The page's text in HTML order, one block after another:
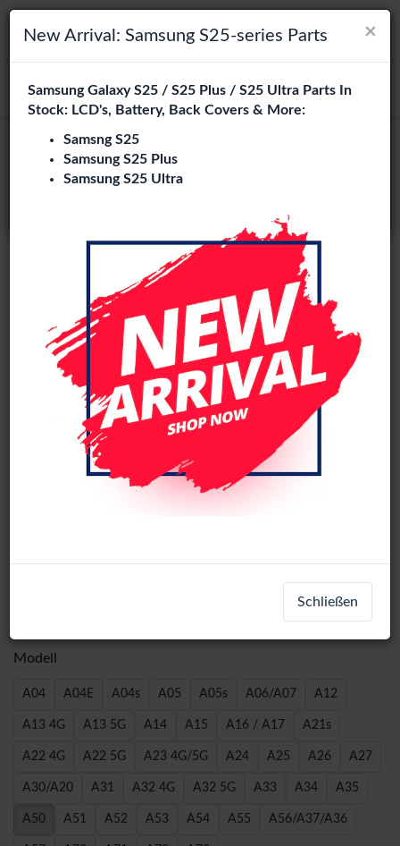
×
Wählen Sie Ihre Sprache
Es sieht so aus, als wären Sie in Vereinigte Staaten
Besuchen Sie
Navigation umschalten
suchen
Login
Wave Book Case For Samsung A50 -
Modell
A04 A04E A04s A05 A05s A06/A07 A12
A13 4G A13 5G A14 A15 A16 / A17 A21s
A22 4G A22 5G A23 4G/5G A24 A25 A26 A27
A30/A20 A31 A32 4G A32 5G A33 A34 A35
A50 A51 A52 A53 A54 A55 A56/A37/A36
×
New Arrival: Samsung S25-series Parts
Samsung Galaxy S25 / S25 Plus / S25 Ultra Parts In
Stock: LCD's, Battery, Back Covers & More:
Samsng S25
Samsung S25 Plus
Samsung S25 Ultra
Schließen